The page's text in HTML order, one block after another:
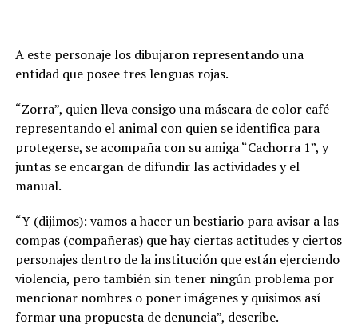
A este personaje los dibujaron representando una
entidad que posee tres lenguas rojas.
“Zorra”, quien lleva consigo una máscara de color café
representando el animal con quien se identifica para
protegerse, se acompaña con su amiga “Cachorra 1”, y
juntas se encargan de difundir las actividades y el
manual.
“Y (dijimos): vamos a hacer un bestiario para avisar a las
compas (compañeras) que hay ciertas actitudes y ciertos
personajes dentro de la institución que están ejerciendo
violencia, pero también sin tener ningún problema por
mencionar nombres o poner imágenes y quisimos así
formar una propuesta de denuncia”, describe.